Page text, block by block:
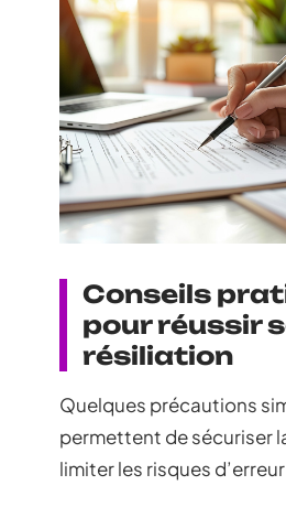
Conseils
pour réussir
résiliation
Quelques précautions
permettent de sécuriser
limiter les risques d’erreur